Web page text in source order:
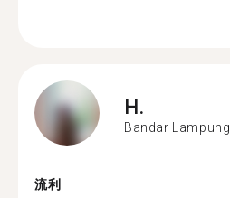
H.
Bandar Lampung
流利